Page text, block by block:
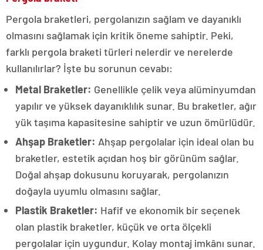
Pergola braketleri, pergolanızın sağlam ve dayanıklı
olmasını sağlamak için kritik öneme sahiptir. Peki,
farklı pergola braketi türleri nelerdir ve nerelerde
kullanılırlar? İşte bu sorunun cevabı:
Metal Braketler: Genellikle çelik veya alüminyumdan
yapılır ve yüksek dayanıklılık sunar. Bu braketler, ağır
yük taşıma kapasitesine sahiptir ve uzun ömürlüdür.
Ahşap Braketler: Ahşap pergolalar için ideal olan bu
braketler, estetik açıdan hoş bir görünüm sağlar.
Doğal ahşap dokusunu koruyarak, pergolanızın
doğayla uyumlu olmasını sağlar.
Plastik Braketler: Hafif ve ekonomik bir seçenek
olan plastik braketler, küçük ve orta ölçekli
pergolalar için uygundur. Kolay montaj imkânı sunar.